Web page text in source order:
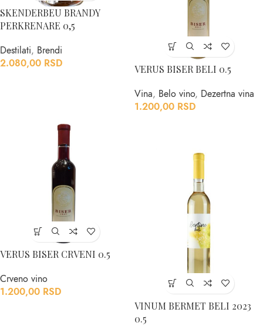
SKENDERBEU BRANDY
PERKRENARE 0,5
Destilati, Brendi
2.080,00 RSD VERUS BISER BELI 0.5
Vina, Belo vino, Dezertna vina
1.200,00 RSD
VERUS BISER CRVENI 0.5
Crveno vino
1.200,00 RSD
VINUM BERMET BELI 2023
0.5